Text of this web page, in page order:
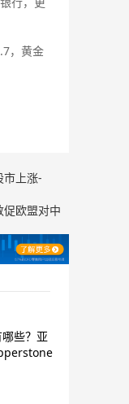
，黄金
市上涨-
欧盟对中
些？亚